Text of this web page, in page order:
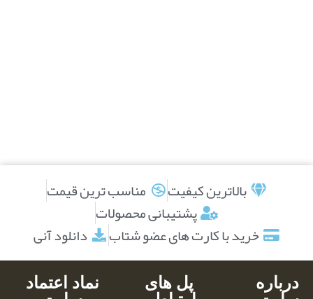
بالاترین کیفیت
مناسب ترین قیمت
پشتیبانی محصولات
خرید با کارت های عضو شتاب
دانلود آنی
درباره
پل های
نماد اعتماد